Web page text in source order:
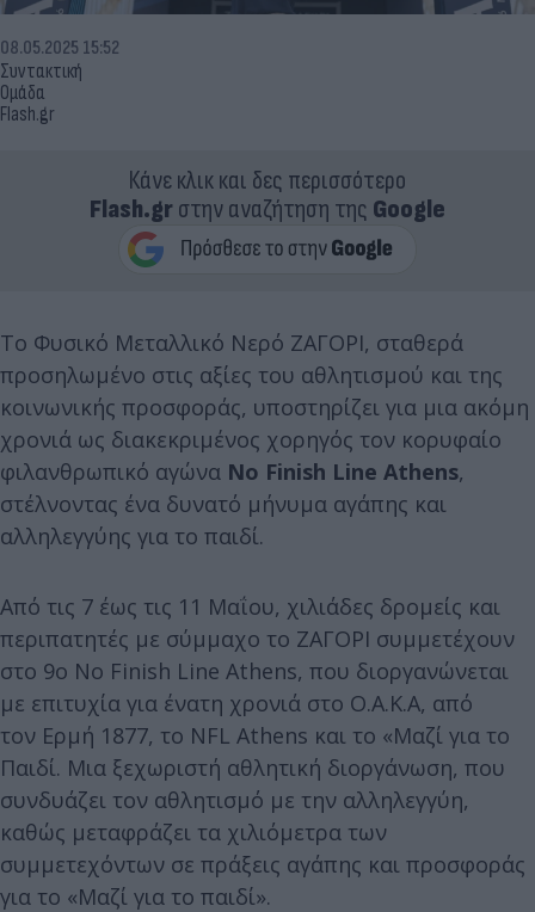
Συντακτική
Ομάδα
Flash.gr
08.05.2025 15:52
Κάνε κλικ και δες περισσότερο
Flash.grστην αναζήτηση της Google
Το Φυσικό Μεταλλικό Νερό ΖΑΓΟΡΙ, σταθερά
προσηλωμένο στις αξίες του αθλητισμού και της
κοινωνικής προσφοράς, υποστηρίζει για μια ακόμη
χρονιά ως διακεκριμένος χορηγός τον κορυφαίο
φιλανθρωπικό αγώνα No Finish Line Athens,
στέλνοντας ένα δυνατό μήνυμα αγάπης και
αλληλεγγύης για το παιδί.
Από τις 7 έως τις 11 Μαΐου, χιλιάδες δρομείς και
περιπατητές με σύμμαχο το ΖΑΓΟΡΙ συμμετέχουν
στο 9ο No Finish Line Athens, που διοργανώνεται
με επιτυχία για ένατη χρονιά στο Ο.Α.Κ.Α, από
τον Ερμή 1877, το NFL Athens και το «Μαζί για το
Παιδί. Μια ξεχωριστή αθλητική διοργάνωση, που
συνδυάζει τον αθλητισμό με την αλληλεγγύη,
καθώς μεταφράζει τα χιλιόμετρα των
συμμετεχόντων σε πράξεις αγάπης και προσφοράς
για το «Μαζί για το παιδί».